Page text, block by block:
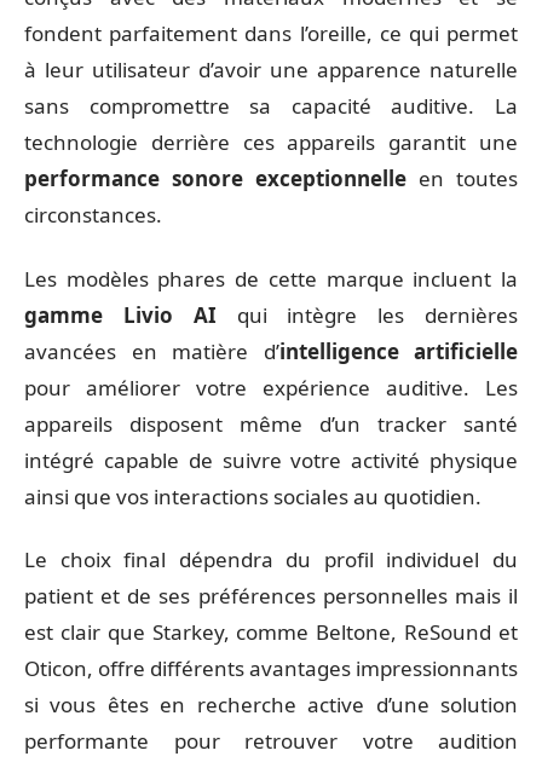
fondent parfaitement dans l’oreille, ce qui permet
à leur utilisateur d’avoir une apparence naturelle
sans compromettre sa capacité auditive. La
technologie derrière ces appareils garantit une
performance sonore exceptionnelle en toutes
circonstances.
Les modèles phares de cette marque incluent la
gamme Livio AI qui intègre les dernières
avancées en matière d’intelligence artificielle
pour améliorer votre expérience auditive. Les
appareils disposent même d’un tracker santé
intégré capable de suivre votre activité physique
ainsi que vos interactions sociales au quotidien.
Le choix final dépendra du profil individuel du
patient et de ses préférences personnelles mais il
est clair que Starkey, comme Beltone, ReSound et
Oticon, offre différents avantages impressionnants
si vous êtes en recherche active d’une solution
performante pour retrouver votre audition